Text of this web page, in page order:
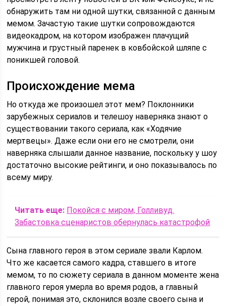
обнаружить там ни одной шутки, связанной с данным
мемом. Зачастую такие шутки сопровождаются
видеокадром, на котором изображен плачущий
мужчина и грустный паренек в ковбойской шляпе с
поникшей головой.
Происхождение мема
Но откуда же произошел этот мем? Поклонники
зарубежных сериалов и телешоу наверняка знают о
существовании такого сериала, как «Ходячие
мертвецы». Даже если они его не смотрели, они
наверняка слышали данное название, поскольку у шоу
достаточно высокие рейтинги, и оно показывалось по
всему миру.
Читать еще: Покойся с миром, Голливуд.
Забастовка сценаристов обернулась катастрофой
Сына главного героя в этом сериале звали Карлом.
Что же касается самого кадра, ставшего в итоге
мемом, то по сюжету сериала в данном моменте жена
главного героя умерла во время родов, а главный
герой, понимая это, склонился возле своего сына и